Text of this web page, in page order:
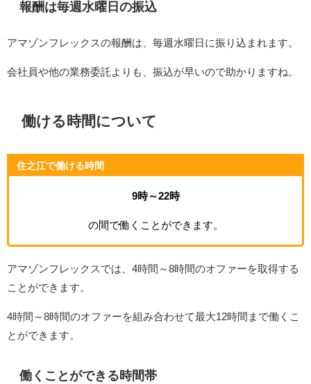
報酬は毎週水曜日の振込
アマゾンフレックスの報酬は、毎週水曜日に振り込まれます。
会社員や他の業務委託よりも、振込が早いので助かりますね。
働ける時間について
住之江で働ける時間
9時～22時
の間で働くことができます。
アマゾンフレックスでは、4時間～8時間のオファーを取得する
ことができます。
4時間～8時間のオファーを組み合わせて最大12時間まで働くこ
とができます。
働くことができる時間帯